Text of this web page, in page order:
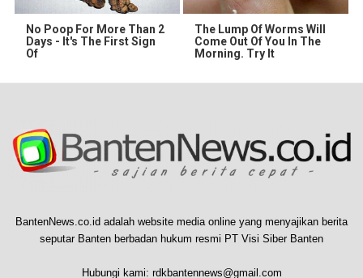
No Poop For More Than 2
Days - It's The First Sign
Of
The Lump Of Worms Will
Come Out Of You In The
Morning. Try It
BantenNews.co.id adalah website media online yang menyajikan berita
seputar Banten berbadan hukum resmi PT Visi Siber Banten
Hubungi kami: rdkbantennews@gmail.com